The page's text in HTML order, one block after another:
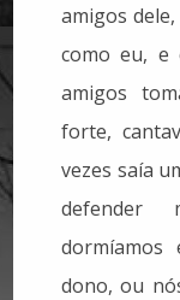
amigos
como eu, e
amigos
forte,
vezes saía
defender
dono, ou